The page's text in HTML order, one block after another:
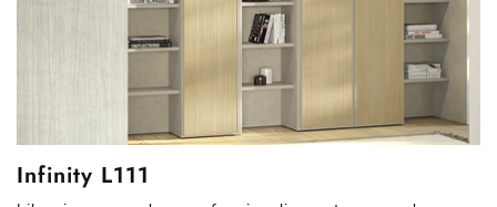
Infinity L111